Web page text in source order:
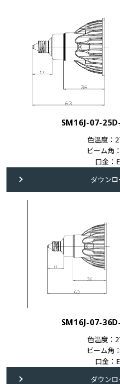
SM16J-07-
色温度：
ビーム角
口金：
ダウンロ
SM16J-07-
色温度：
ビーム角
口金：
ダウンロ